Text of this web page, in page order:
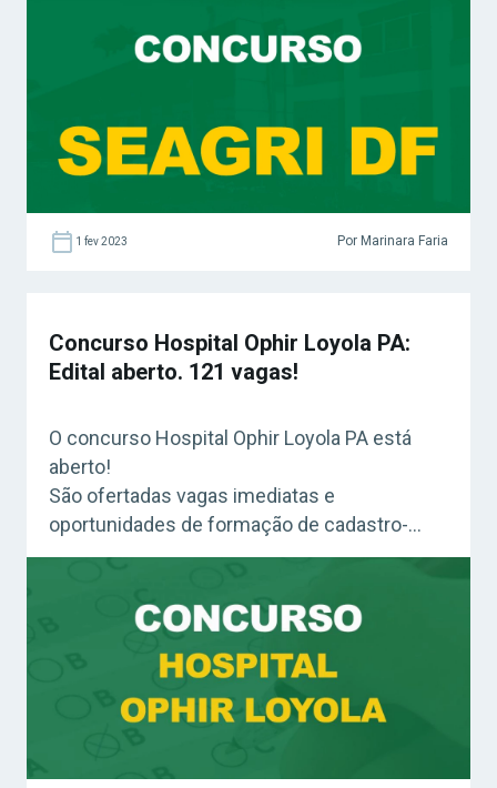
Agropecuária – Agente Administrativo
1 fev 2023 Por Marinara Faria
Concurso Hospital Ophir Loyola PA:
Edital aberto. 121 vagas!
O concurso Hospital Ophir Loyola PA está
aberto!
São ofertadas vagas imediatas e
oportunidades de formação de cadastro-
reserva para cargos de níveis médio/técnico